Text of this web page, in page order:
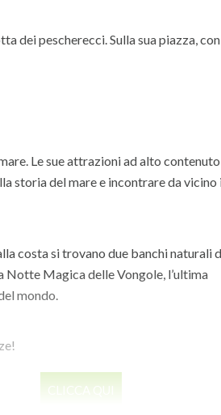
dei pescherecci. Sulla sua piazza,
Le sue attrazioni ad alto contenuto
storia del mare e incontrare da vicino
costa si trovano due banchi naturali
Magica delle Vongole, l’ultima
mondo.
CLICCA QUI